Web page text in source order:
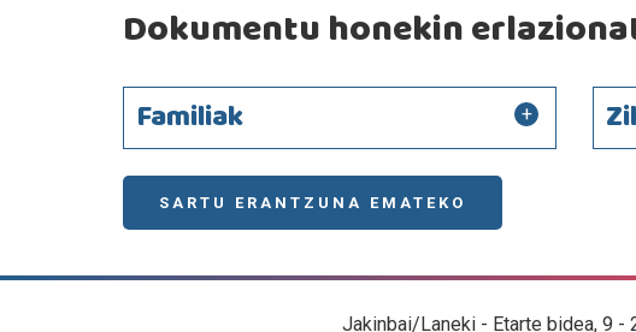
Dokumentu honekin
Familiak
SARTU ERANTZUNA EMATEKO
Jakinbai/Laneki - Etarte bidea, 9 -